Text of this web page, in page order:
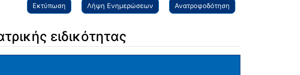
Εκτύπωση Λήψη Ενημερώσεων Ανατροφοδότηση
ειδικότητας